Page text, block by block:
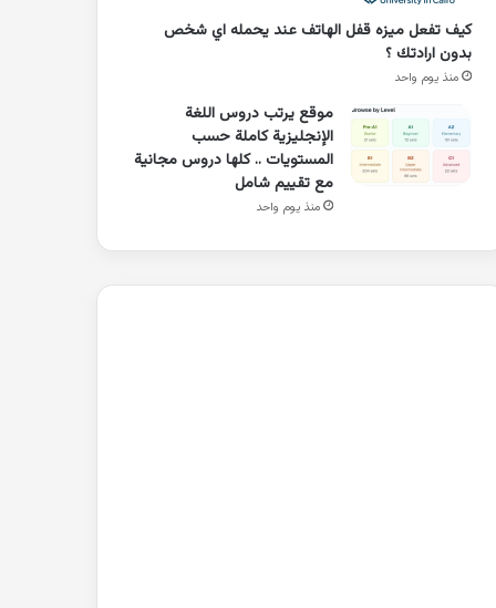
كيف تفعل ميزه قفل الهاتف عند يحمله اي شخص
بدون ارادتك ؟
منذ يوم واحد
موقع يرتب دروس اللغة
الإنجليزية كاملة حسب
المستويات .. كلها دروس مجانية
مع تقييم شامل
منذ يوم واحد